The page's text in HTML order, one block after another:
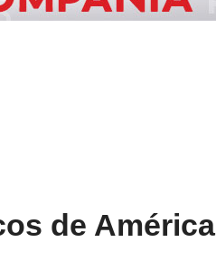
de América